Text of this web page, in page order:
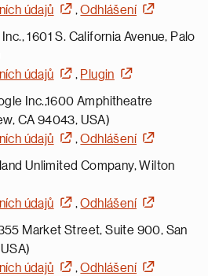
údajů
,Odhlášení
1601 S. California Avenue, Palo
údajů
, Plugin
Inc.,1600 Amphitheatre
CA 94043, USA)
údajů
,Odhlášení
Unlimited Company, Wilton
údajů
,Odhlášení
Market Street, Suite 900, San
údajů
,Odhlášení